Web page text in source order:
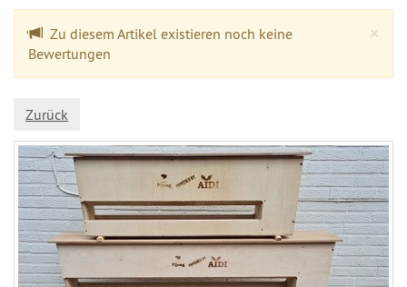
×
Zu diesem Artikel existieren noch keine
Bewertungen
Zurück